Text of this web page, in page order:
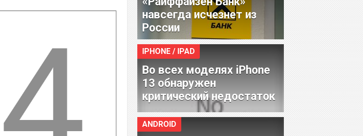
навсегда исчезнет из
России
IPHONE / IPAD
Во всех моделях iPhone
13 обнаружен
критический недостаток
ANDROID